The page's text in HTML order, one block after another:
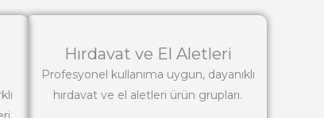
Hırdavat ve El Aletleri
Profesyonel kullanıma uygun, dayanıklı
hırdavat ve el aletleri ürün grupları.